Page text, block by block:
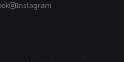
Instagram